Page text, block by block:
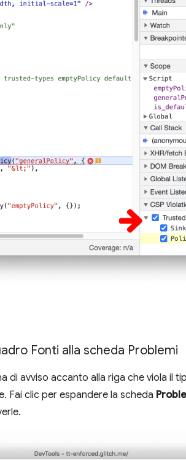
Fonti alla scheda Problemi
di avviso accanto alla riga che viola il
Fai clic per espandere la scheda